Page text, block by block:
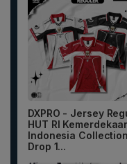
DXPRO - Jersey
HUT RI
Indonesia Collection
Drop 1...